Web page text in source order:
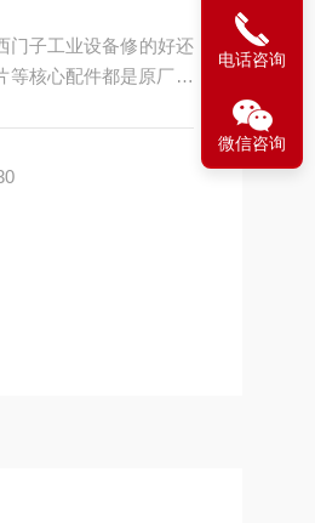
门子工业设备修的好还
等核心配件都是原厂，
电话咨询
微信咨询